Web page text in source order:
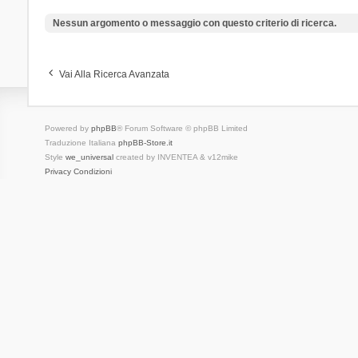
Nessun argomento o messaggio con questo criterio di ricerca.
Vai Alla Ricerca Avanzata
Powered by phpBB® Forum Software © phpBB Limited
Traduzione Italiana phpBB-Store.it
Style we_universalcreated by INVENTEA & v12mike
Privacy Condizioni